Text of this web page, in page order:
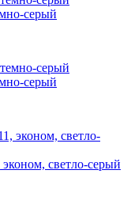
серый
серый
светло-серый